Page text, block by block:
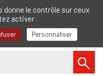
FR
le contrôle sur ceux
activer
Personnaliser